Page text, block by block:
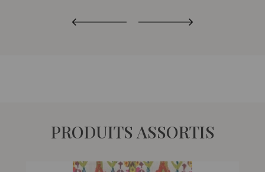
PRODUITS ASSORTIS